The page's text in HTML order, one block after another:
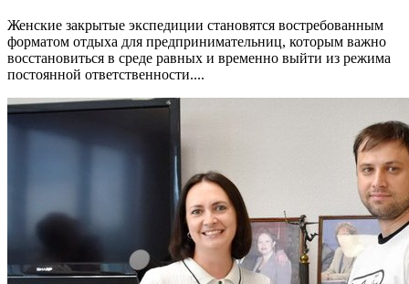
Женские закрытые экспедиции становятся востребованным
форматом отдыха для предпринимательниц, которым важно
восстановиться в среде равных и временно выйти из режима
постоянной ответственности....